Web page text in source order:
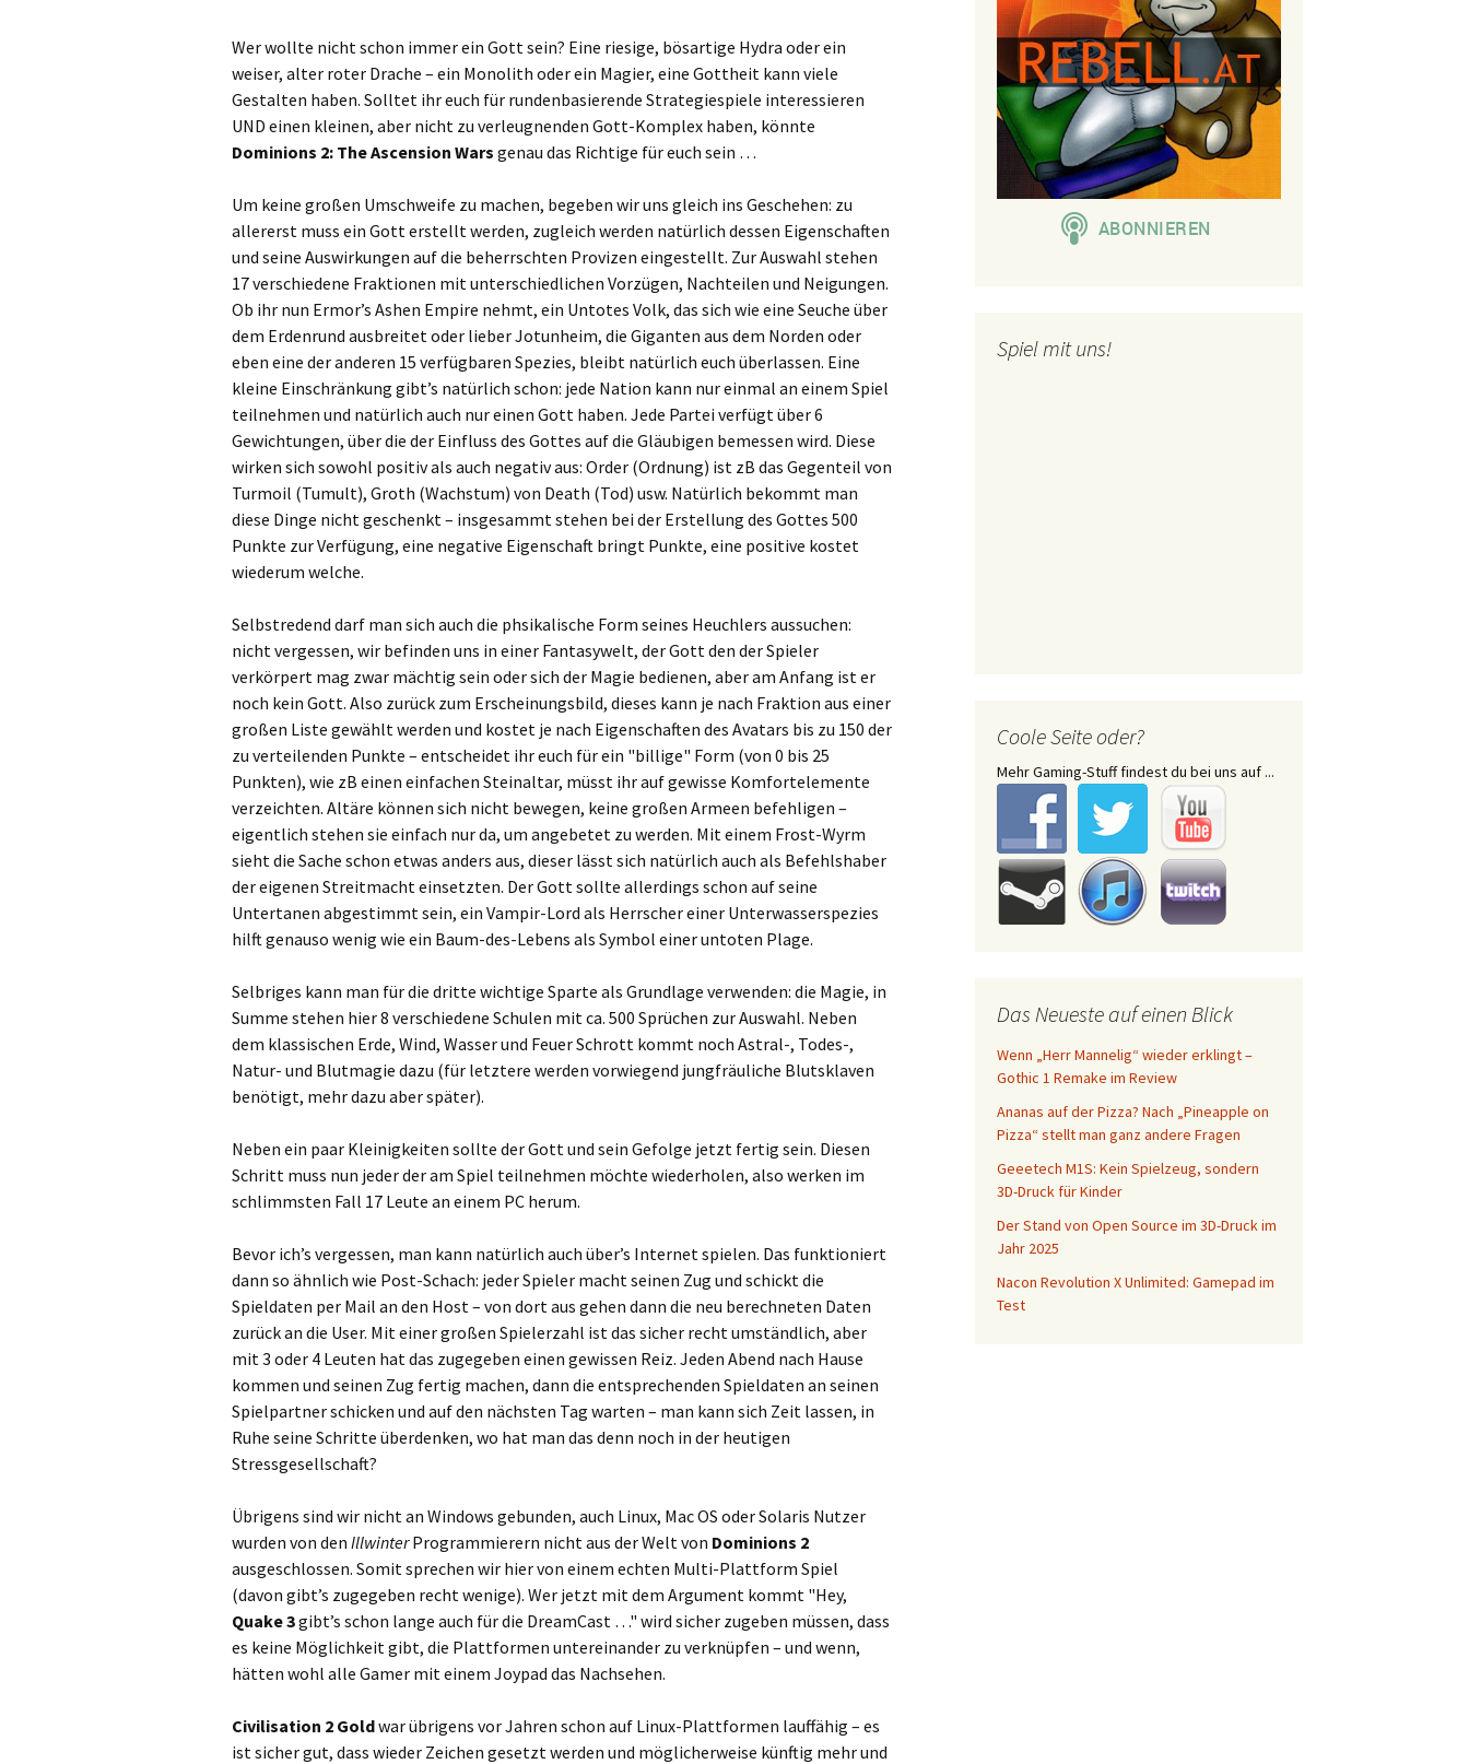
Wer wollte nicht schon immer ein Gott sein? Eine riesige, bösartige Hydra oder ein
weiser, alter roter Drache – ein Monolith oder ein Magier, eine Gottheit kann viele
Gestalten haben. Solltet ihr euch für rundenbasierende Strategiespiele interessieren
UND einen kleinen, aber nicht zu verleugnenden Gott-Komplex haben, könnte
Dominions 2: The Ascension Wars genau das Richtige für euch sein …
Um keine großen Umschweife zu machen, begeben wir uns gleich ins Geschehen: zu
allererst muss ein Gott erstellt werden, zugleich werden natürlich dessen Eigenschaften
und seine Auswirkungen auf die beherrschten Provizen eingestellt. Zur Auswahl stehen
17 verschiedene Fraktionen mit unterschiedlichen Vorzügen, Nachteilen und Neigungen.
Ob ihr nun Ermor’s Ashen Empire nehmt, ein Untotes Volk, das sich wie eine Seuche über
dem Erdenrund ausbreitet oder lieber Jotunheim, die Giganten aus dem Norden oder
eben eine der anderen 15 verfügbaren Spezies, bleibt natürlich euch überlassen. Eine
kleine Einschränkung gibt’s natürlich schon: jede Nation kann nur einmal an einem Spiel
teilnehmen und natürlich auch nur einen Gott haben. Jede Partei verfügt über 6
Gewichtungen, über die der Einfluss des Gottes auf die Gläubigen bemessen wird. Diese
wirken sich sowohl positiv als auch negativ aus: Order (Ordnung) ist zB das Gegenteil von
Turmoil (Tumult), Groth (Wachstum) von Death (Tod) usw. Natürlich bekommt man
diese Dinge nicht geschenkt – insgesammt stehen bei der Erstellung des Gottes 500
Punkte zur Verfügung, eine negative Eigenschaft bringt Punkte, eine positive kostet
wiederum welche.
Selbstredend darf man sich auch die phsikalische Form seines Heuchlers aussuchen:
nicht vergessen, wir befinden uns in einer Fantasywelt, der Gott den der Spieler
verkörpert mag zwar mächtig sein oder sich der Magie bedienen, aber am Anfang ist er
noch kein Gott. Also zurück zum Erscheinungsbild, dieses kann je nach Fraktion aus einer
großen Liste gewählt werden und kostet je nach Eigenschaften des Avatars bis zu 150 der
zu verteilenden Punkte – entscheidet ihr euch für ein "billige" Form (von 0 bis 25
Punkten), wie zB einen einfachen Steinaltar, müsst ihr auf gewisse Komfortelemente
verzeichten. Altäre können sich nicht bewegen, keine großen Armeen befehligen –
eigentlich stehen sie einfach nur da, um angebetet zu werden. Mit einem Frost-Wyrm
sieht die Sache schon etwas anders aus, dieser lässt sich natürlich auch als Befehlshaber
der eigenen Streitmacht einsetzten. Der Gott sollte allerdings schon auf seine
Untertanen abgestimmt sein, ein Vampir-Lord als Herrscher einer Unterwasserspezies
hilft genauso wenig wie ein Baum-des-Lebens als Symbol einer untoten Plage.
Selbriges kann man für die dritte wichtige Sparte als Grundlage verwenden: die Magie, in
Summe stehen hier 8 verschiedene Schulen mit ca. 500 Sprüchen zur Auswahl. Neben
dem klassischen Erde, Wind, Wasser und Feuer Schrott kommt noch Astral-, Todes-,
Natur- und Blutmagie dazu (für letztere werden vorwiegend jungfräuliche Blutsklaven
benötigt, mehr dazu aber später).
Neben ein paar Kleinigkeiten sollte der Gott und sein Gefolge jetzt fertig sein. Diesen
Schritt muss nun jeder der am Spiel teilnehmen möchte wiederholen, also werken im
schlimmsten Fall 17 Leute an einem PC herum.
Bevor ich’s vergessen, man kann natürlich auch über’s Internet spielen. Das funktioniert
dann so ähnlich wie Post-Schach: jeder Spieler macht seinen Zug und schickt die
Spieldaten per Mail an den Host – von dort aus gehen dann die neu berechneten Daten
zurück an die User. Mit einer großen Spielerzahl ist das sicher recht umständlich, aber
mit 3 oder 4 Leuten hat das zugegeben einen gewissen Reiz. Jeden Abend nach Hause
kommen und seinen Zug fertig machen, dann die entsprechenden Spieldaten an seinen
Spielpartner schicken und auf den nächsten Tag warten – man kann sich Zeit lassen, in
Ruhe seine Schritte überdenken, wo hat man das denn noch in der heutigen
Stressgesellschaft?
Übrigens sind wir nicht an Windows gebunden, auch Linux, Mac OS oder Solaris Nutzer
wurden von den IllwinterProgrammierern nicht aus der Welt von Dominions 2
ausgeschlossen. Somit sprechen wir hier von einem echten Multi-Plattform Spiel
(davon gibt’s zugegeben recht wenige). Wer jetzt mit dem Argument kommt "Hey,
Quake 3gibt’s schon lange auch für die DreamCast …" wird sicher zugeben müssen, dass
es keine Möglichkeit gibt, die Plattformen untereinander zu verknüpfen – und wenn,
hätten wohl alle Gamer mit einem Joypad das Nachsehen.
Civilisation 2 Goldwar übrigens vor Jahren schon auf Linux-Plattformen lauffähig – es
ist sicher gut, dass wieder Zeichen gesetzt werden und möglicherweise künftig mehr und
Spiel mit uns!
Coole Seite oder?
Mehr Gaming-Stuff findest du bei uns auf ...
Das Neueste auf einen Blick
Wenn „Herr Mannelig“ wieder erklingt –
Gothic 1 Remake im Review
Ananas auf der Pizza? Nach „Pineapple on
Pizza“ stellt man ganz andere Fragen
Geeetech M1S: Kein Spielzeug, sondern
3D-Druck für Kinder
Der Stand von Open Source im 3D-Druck im
Jahr 2025
Nacon Revolution X Unlimited: Gamepad im
Test